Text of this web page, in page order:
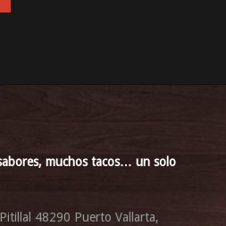
muchos tacos… un solo
48290 Puerto Vallarta,